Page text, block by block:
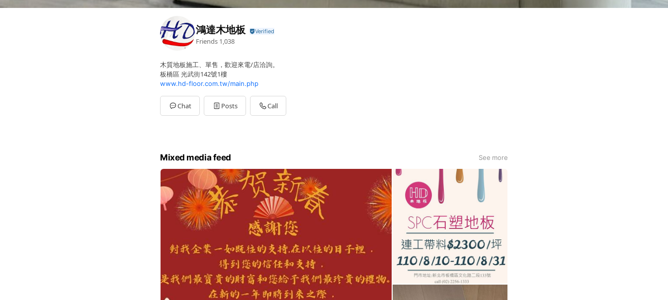
鴻達木地板
Friends 1,038
木質地板施工、單售，歡迎來電/店洽詢。
板橋區 光武街142號1樓
www.hd-floor.com.tw/main.php
Chat Posts Call
Mixed media feed See more